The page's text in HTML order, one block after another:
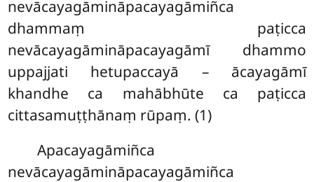
nevācayagāmināpacayagāmiñca
dhammaṃ paṭicca
nevācayagāmināpacayagāmī dhammo
uppajjati hetupaccayā – ācayagāmī
khandhe ca mahābhūte ca paṭicca
cittasamuṭṭhānaṃ rūpaṃ. (1)
Apacayagāmiñca
nevācayagāmināpacayagāmiñca